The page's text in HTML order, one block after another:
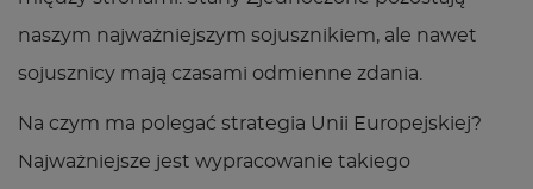
naszym najważniejszym sojusznikiem, ale nawet
sojusznicy mają czasami odmienne zdania.
Na czym ma polegać strategia Unii Europejskiej?
Najważniejsze jest wypracowanie takiego